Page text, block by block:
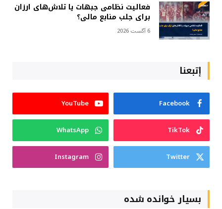
فعالیت نظامی جبهات یا تلاش‌های ارزان
برای جلب منابع مالی؟
6 آگست 2026
إتبعنا
Facebook
YouTube
TikTok
WhatsApp
Twitter
Instagram
بسیار خوانده شده